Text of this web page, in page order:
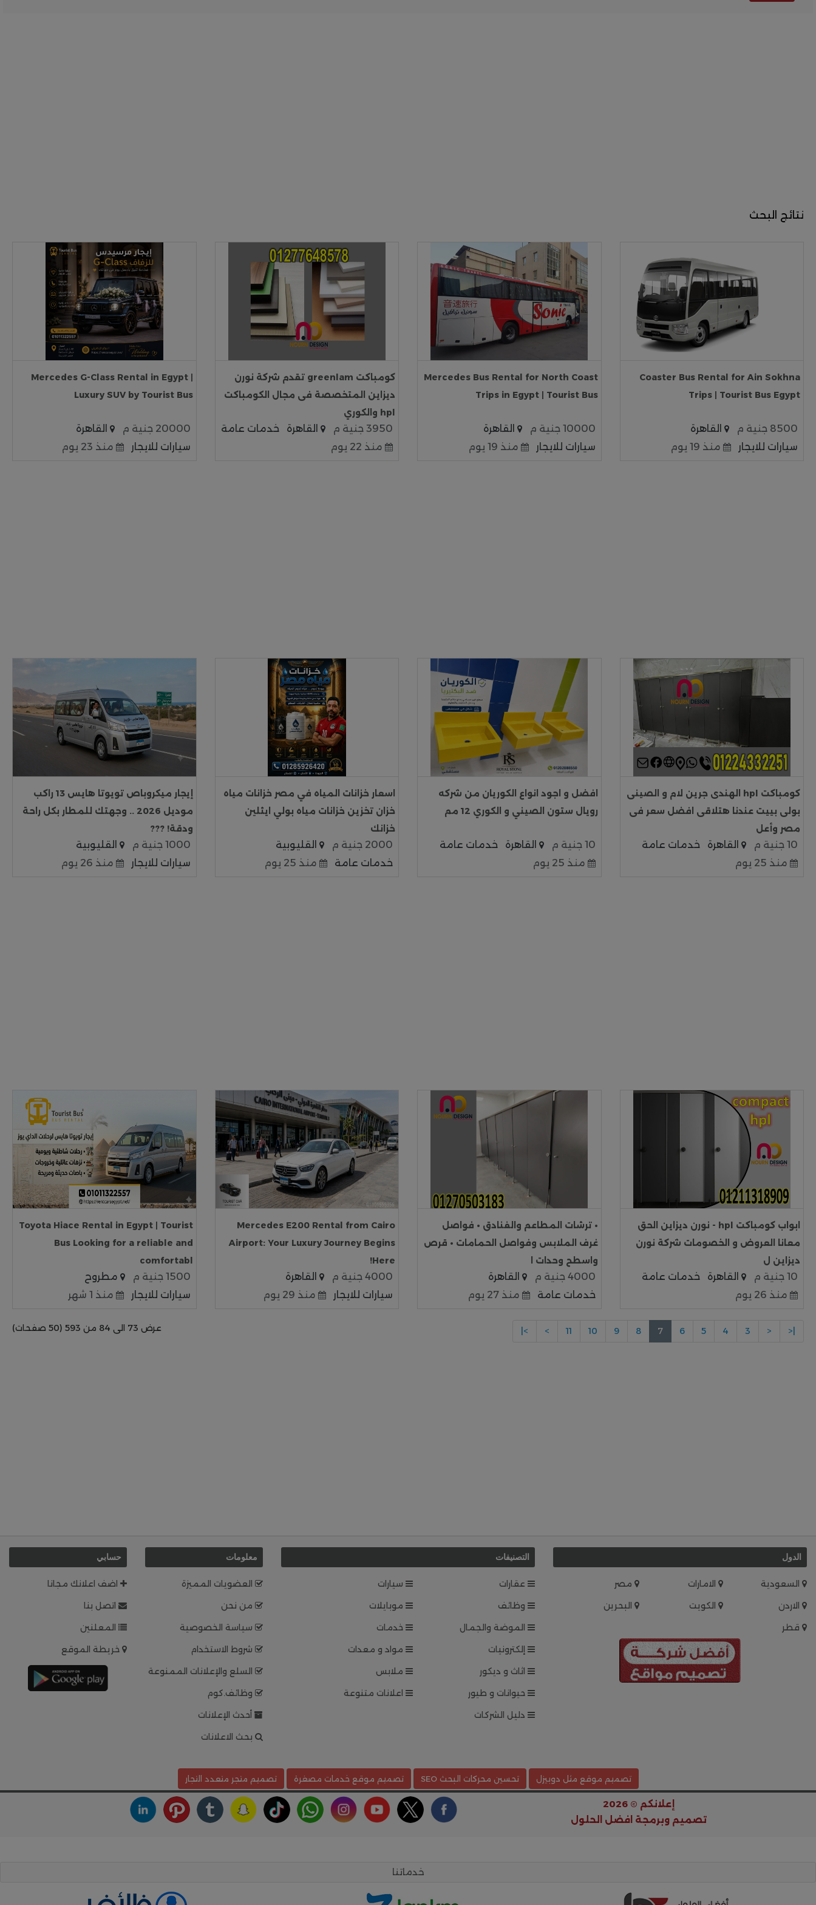
نتائج البحث
Coaster Bus Rental for Ain Sokhna
Trips | Tourist Bus Egypt
8500 جنية م
القاهرة
سيارات للايجار
منذ 19 يوم
Mercedes Bus Rental for North Coast
Trips in Egypt | Tourist Bus
10000 جنية م
القاهرة
سيارات للايجار
منذ 19 يوم
كومباكت greenlam تقدم شركة نورن
ديزاين المتخصصة فى مجال الكومباكت
hpl والكوري
3950 جنية م القاهرة
خدمات عامة
منذ 22 يوم
Mercedes G-Class Rental in Egypt |
Luxury SUV by Tourist Bus
20000 جنية م
القاهرة
سيارات للايجار
منذ 23 يوم
كومباكت hpl الهندى جرين لام و الصينى
بولى بييت عندنا هتلاقى افضل سعر فى
مصر وأعل
10 جنية م القاهرة
خدمات عامة
منذ 25 يوم
افضل و اجود انواع الكوريان من شركه
رويال ستون الصيني و الكوري 12 مم
10 جنية م القاهرة
خدمات عامة
منذ 25 يوم
اسعار خزانات المياه في مصر خزانات مياه
خزان تخزين خزانات مياه بولي ايثلين
خزانك
2000 جنية م
القليوبية
خدمات عامة
منذ 25 يوم
إيجار ميكروباص تويوتا هايس 13 راكب
موديل 2026 .. وجهتك للمطار بكل راحة
ودقة! ???
1000 جنية م
القليوبية
سيارات للايجار
منذ 26 يوم
ابواب كومباكت hpl - نورن ديزاين الحق
معانا العروض و الخصومات شركة نورن
ديزاين ل
10 جنية م القاهرة
خدمات عامة
منذ 26 يوم
• ترشات المطاعم والفنادق • فواصل
غرف الملابس وفواصل الحمامات • قرص
واسطح وحدات ا
4000 جنية م
القاهرة
خدمات عامة
منذ 27 يوم
Mercedes E200 Rental from Cairo
Airport: Your Luxury Journey Begins
Here!
4000 جنية م
القاهرة
سيارات للايجار
منذ 29 يوم
Toyota Hiace Rental in Egypt | Tourist
Bus Looking for a reliable and
comfortabl
1500 جنية م
مطروح
سيارات للايجار
منذ 1 شهر
|<
<
3
4
5
6
7
8
9
10
11
>
>| عرض 73 الى 84 من 593 (50 صفحات)
الدول
السعودية الامارات
مصر
الاردن
الكويت
البحرين
قطر
التصنيفات
عقارات
سيارات
وظائف
موبايلات
الموضة والجمال
خدمات
إلكترونيات
مواد و معدات
اثاث و ديكور
ملابس
حيوانات و طيور
اعلانات متنوعة
دليل الشركات
معلومات
العضويات المميزة
من نحن
سياسة الخصوصية
شروط الاستخدام
السلع والإعلانات الممنوعة
وظائف.كوم
أحدث الإعلانات
بحث الاعلانات
حسابي
اضف اعلانك مجانا
اتصل بنا
المعلنين
خريطة الموقع
تصميم موقع مثل دوبيزل تحسين محركات البحث SEO تصميم موقع خدمات مصغرة تصميم متجر متعدد التجار
إعلانكم © 2026
تصميم وبرمجة افضل الحلول
خدماتنا